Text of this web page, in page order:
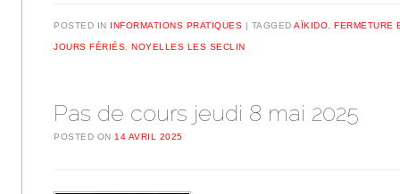
POSTED IN INFORMATIONS PRATIQUES TAGGEDAÏKIDO ,FERMETURE
JOURS FÉRIÉS ,NOYELLES LES SECLIN
Pas de cours jeudi 8 mai 2025
POSTED ON 14 AVRIL 2025